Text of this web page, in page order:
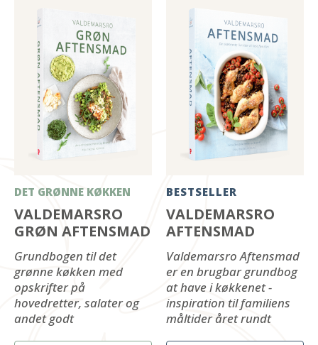
DET GRØNNE KØKKEN
VALDEMARSRO
GRØN AFTENSMAD
Grundbogen til det
grønne køkken med
opskrifter på
hovedretter, salater og
andet godt
BESTSELLER
VALDEMARSRO
AFTENSMAD
Valdemarsro Aftensmad
er en brugbar grundbog
at have i køkkenet -
inspiration til familiens
måltider året rundt